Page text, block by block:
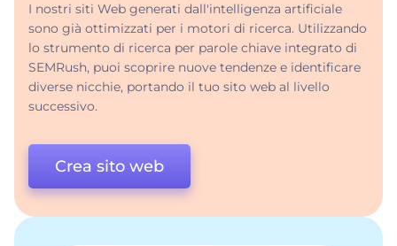
I nostri siti Web generati dall'intelligenza artificiale
sono già ottimizzati per i motori di ricerca. Utilizzando
lo strumento di ricerca per parole chiave integrato di
SEMRush, puoi scoprire nuove tendenze e identificare
diverse nicchie, portando il tuo sito web al livello
successivo.
Crea sito web